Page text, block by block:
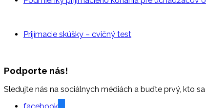
Prijímacie skúšky – cvičný test
Podporte nás!
Sledujte nás na sociálnych médiách a buďte prvý, kto